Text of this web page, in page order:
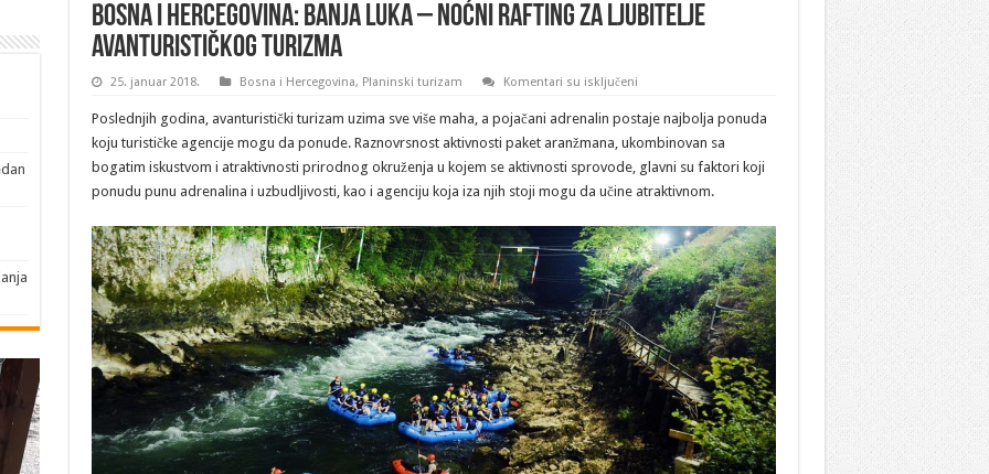
Bosna i Hercegovina: Banja Luka – Noćni rafting za ljubitelje
avanturističkog turizma
25. januar 2018. Bosna i Hercegovina, Planinski turizam Komentari su isključenina
Hercegovina:
Banja
Luka
–
rafting
ljubitelje
avanturističkog
turizma
Poslednjih godina, avanturistički turizam uzima sve više maha, a pojačani adrenalin postaje najbolja ponuda
koju turističke agencije mogu da ponude. Raznovrsnost aktivnosti paket aranžmana, ukombinovan sa
bogatim iskustvom i atraktivnosti prirodnog okruženja u kojem se aktivnosti sprovode, glavni su faktori koji
ponudu punu adrenalina i uzbudljivosti, kao i agenciju koja iza njih stoji mogu da učine atraktivnom.